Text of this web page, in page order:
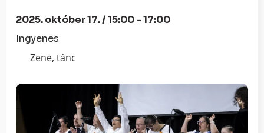
2025. október 17. / 15:00 - 17:00
Ingyenes
Zene, tánc